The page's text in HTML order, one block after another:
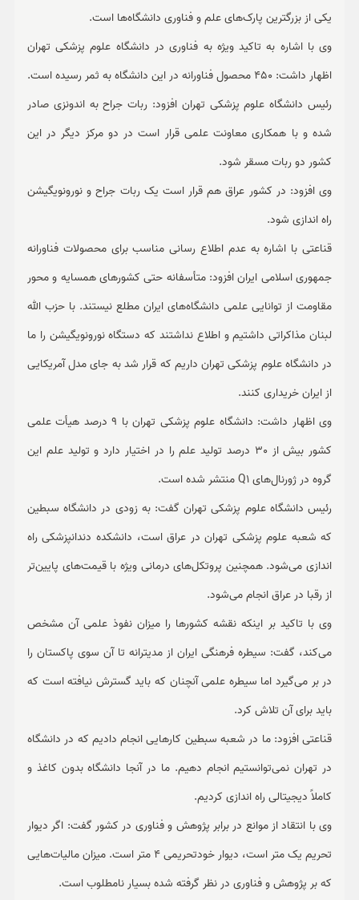
یکی از بزرگترین پارک‌های علم و فناوری دانشگاه‌ها است.
وی با اشاره به تاکید ویژه به فناوری در دانشگاه علوم پزشکی تهران
اظهار داشت: 450 محصول فناورانه در این دانشگاه به ثمر رسیده است.
رئیس دانشگاه علوم پزشکی تهران افزود: ربات جراح به اندونزی صادر
شده و با همکاری معاونت علمی قرار است در دو مرکز دیگر در این
کشور دو ربات مسقر شود.
وی افزود: در کشور عراق هم قرار است یک ربات جراح و نورونویگیشن
راه اندازی شود.
قناعتی با اشاره به عدم اطلاع رسانی مناسب برای محصولات فناورانه
جمهوری اسلامی ایران افزود: متأسفانه حتی کشورهای همسایه و محور
مقاومت از توانایی علمی دانشگاه‌های ایران مطلع نیستند. با حزب الله
لبنان مذاکراتی داشتیم و اطلاع نداشتند که دستگاه نورونویگیشن را ما
در دانشگاه علوم پزشکی تهران داریم که قرار شد به جای مدل آمریکایی
از ایران خریداری کنند.
وی اظهار داشت: دانشگاه علوم پزشکی تهران با 9 درصد هیأت علمی
کشور بیش از 30 درصد تولید علم را در اختیار دارد و تولید علم این
گروه در ژورنال‌های Q1 منتشر شده است.
رئیس دانشگاه علوم پزشکی تهران گفت: به زودی در دانشگاه سبطین
که شعبه علوم پزشکی تهران در عراق است، دانشکده دندانپزشکی راه
اندازی می‌شود. همچنین پروتکل‌های درمانی ویژه با قیمت‌های پایین‌تر
از رقبا در عراق انجام می‌شود.
وی با تاکید بر اینکه نقشه کشورها را میزان نفوذ علمی آن مشخص
می‌کند، گفت: سیطره فرهنگی ایران از مدیترانه تا آن سوی پاکستان را
در بر می‌گیرد اما سیطره علمی آنچنان که باید گسترش نیافته است که
باید برای آن تلاش کرد.
قناعتی افزود: ما در شعبه سبطین کارهایی انجام دادیم که در دانشگاه
در تهران نمی‌توانستیم انجام دهیم. ما در آنجا دانشگاه بدون کاغذ و
کاملاً دیجیتالی راه اندازی کردیم.
وی با انتقاد از موانع در برابر پژوهش و فناوری در کشور گفت: اگر دیوار
تحریم یک متر است، دیوار خودتحریمی 4 متر است. میزان مالیات‌هایی
که بر پژوهش و فناوری در نظر گرفته شده بسیار نامطلوب است.